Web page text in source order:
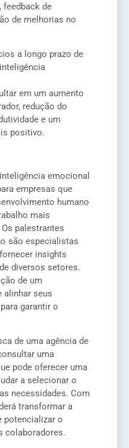
feedback de
de melhorias no
a longo prazo de
em um aumento
redução do
e um
positivo.
emocional
empresas que
humano
mais
palestrantes
são especialistas
insights
diversos setores.
de um
alinhar seus
garantir o
de uma agência de
uma
pode oferecer uma
a selecionar o
necessidades. Com
transformar a
potencializar o
colaboradores.